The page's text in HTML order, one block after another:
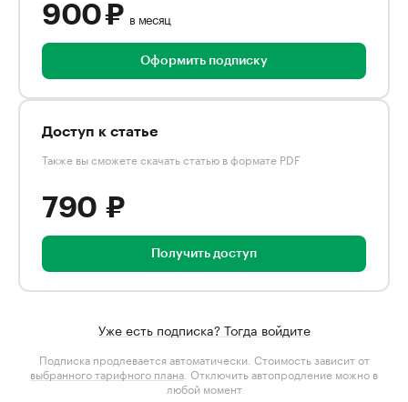
900 ₽ в месяц
Оформить подписку
Доступ к статье
Также вы сможете скачать статью в формате PDF
790 ₽
Получить доступ
Уже есть подписка? Тогда войдите
Подписка продлевается автоматически. Стоимость зависит от
выбранного тарифного плана . Отключить автопродление можно в
любой момент